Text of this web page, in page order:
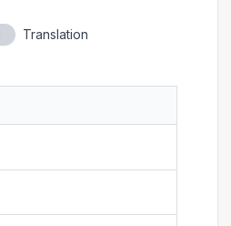
Translation